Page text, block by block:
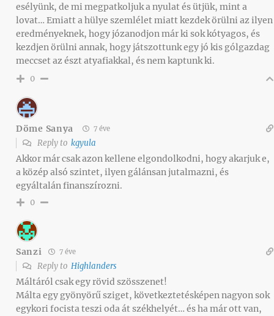
esélyünk, de mi megpatkoljuk a nyulat és ütjük, mint a
lovat… Emiatt a hülye szemlélet miatt kezdek örülni az ilyen
eredményeknek, hogy józanodjon már ki sok kótyagos, és
kezdjen örülni annak, hogy játszottunk egy jó kis gólgazdag
meccset az észt atyafiakkal, és nem kaptunk ki.
0
Döme Sanya 7 éve
Reply to kgyula
Akkor már csak azon kellene elgondolkodni, hogy akarjuk e,
a közép alsó szintet, ilyen gálánsan jutalmazni, és
egyáltalán finanszírozni.
0
Sanzi 7 éve
Reply to Highlanders
Máltáról csak egy rövid szösszenet!
Málta egy gyönyörű sziget, következtetésképen nagyon sok
egykori focista teszi oda át székhelyét… és ha már ott van,